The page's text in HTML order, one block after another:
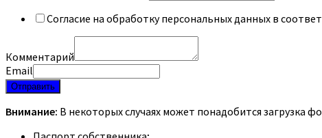
Согласие на обработку персональных данных в
Комментарий
Email
Отправить
Внимание: В некоторых случаях может понадобится загрузка